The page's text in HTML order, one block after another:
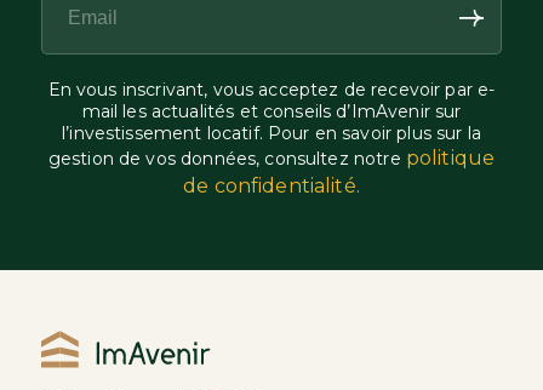
En vous inscrivant, vous acceptez de recevoir par e-
mail les actualités et conseils d’ImAvenir sur
l’investissement locatif. Pour en savoir plus sur la
gestion de vos données, consultez notre politique
de confidentialité.